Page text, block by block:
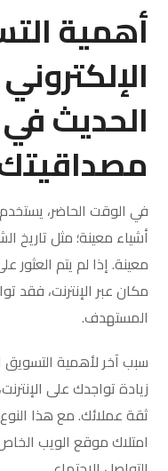
أهمية
الحديث
في الوقت الحاضر،
أشياء معينة؛ مثل تاريخ
معينة. إذا لم يتم
مكان عبر الإنترنت،
المستهدف.
سبب آخر لأهمية
زيادة تواجدك على
ثقة عملائك. مع هذا
امتلاك موقع الويب